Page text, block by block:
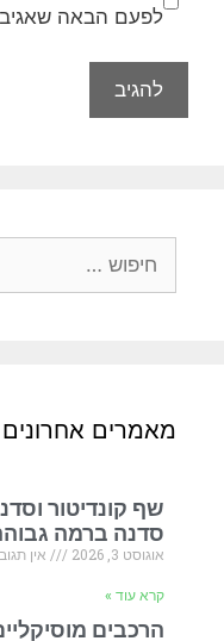
לפעם הבאה
מאמרים
שף קונדיטור
סדנה ברמה
אוגוסט 3, 2026 אין
קרא עוד »
הרכבים